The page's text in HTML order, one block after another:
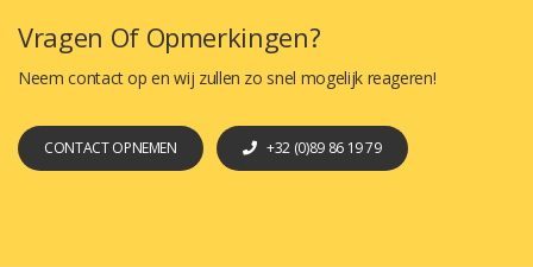
Vragen Of Opmerkingen?
Neem contact op en wij zullen zo snel mogelijk reageren!
CONTACT OPNEMEN +32 (0)89 86 19 79